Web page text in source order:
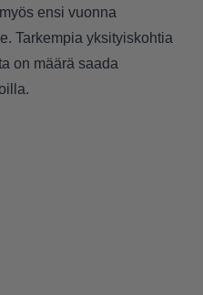
ensi vuonna
Tarkempia yksityiskohtia
on määrä saada